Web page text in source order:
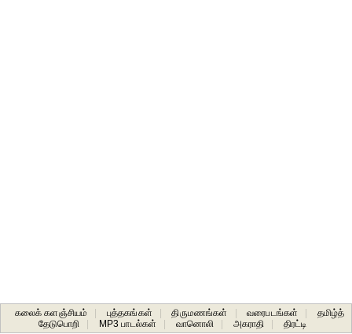
கலைக் களஞ்சியம் புத்தகங்கள் திருமணங்கள் வரைபடங்கள்
தமிழ்த்
தேடுபொறி
MP3 பாடல்கள் வானொலி அகராதி திரட்டி